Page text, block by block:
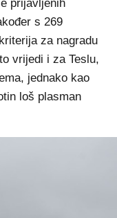
prijavljenih
s 269
za nagradu
vrijedi i za Teslu,
jednako kao
loš plasman